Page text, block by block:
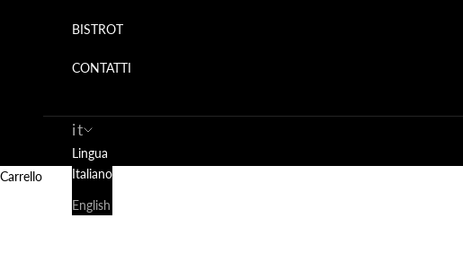
BISTROT
CONTATTI
it
Lingua
Italiano
English
Carrello